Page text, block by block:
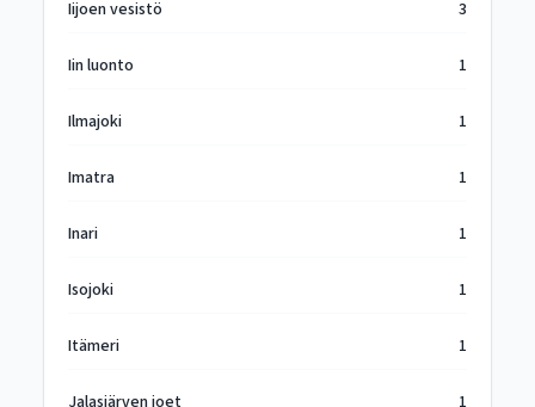
Iijoen vesistö 3
Iin luonto 1
Ilmajoki 1
Imatra 1
Inari 1
Isojoki 1
Itämeri 1
Jalasjärven joet 1